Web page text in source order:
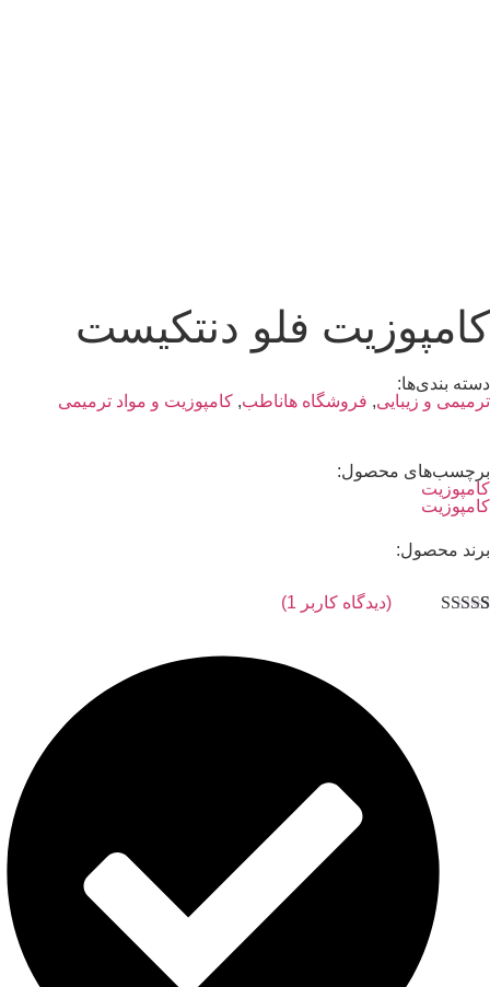
کامپوزیت فلو دنتکیست
دسته بندی‌ها:
ترمیمی و زیبایی, فروشگاه هاناطب, کامپوزیت و مواد ترمیمی
برچسب‌های محصول:
کامپوزیت
کامپوزیت
برند محصول:
(دیدگاه کاربر 1
)